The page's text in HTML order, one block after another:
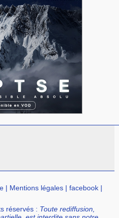
| Mentions légales |facebook |
réservés : Toute rediffusion,